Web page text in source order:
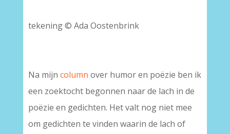
tekening © Ada Oostenbrink
Na mijn column over humor en poëzie ben ik
een zoektocht begonnen naar de lach in de
poëzie en gedichten. Het valt nog niet mee
om gedichten te vinden waarin de lach of